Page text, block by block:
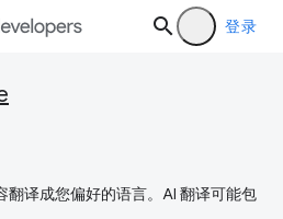
登录
翻译成您偏好的语言。AI 翻译可能包